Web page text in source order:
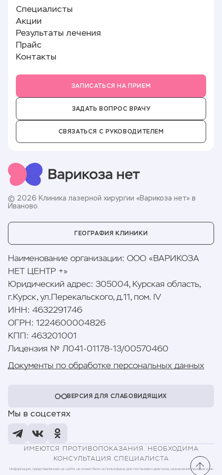
Минифлебэктомия
Лицензии и документы
О клинике
Отзывы
Новости
Вакансии
Памятка пациенту
Полезные статьи
Специалисты
Акции
Результаты лечения
Прайс
Контакты
ЗАПИСАТЬСЯ НА ПРИЕМ
ЗАДАТЬ ВОПРОС ВРАЧУ
СВЯЗАТЬСЯ С РУКОВОДИТЕЛЕМ
© 2026 Клиника лазерной хирургии «Варикоза нет» в
Иваново.
ГЕОГРАФИЯ КЛИНИКИ
Наименование организации: ООО «ВАРИКОЗА
НЕТ ЦЕНТР +»
Юридический адрес: 305004, Курская область,
г.Курск, ул.Перекальского, д.11, пом. IV
ИНН: 4632291746
ОГРН: 1224600004826
КПП : 463201001
Лицензия № Л041-01178-13/00570460
Документы по обработке персональных данных
ВЕРСИЯ ДЛЯ СЛАБОВИДЯЩИХ
Мы в соцсетях
ИМЕЮТСЯ ПРОТИВОПОКАЗАНИЯ. НЕОБХОДИМА
КОНСУЛЬТАЦИЯ СПЕЦИАЛИСТА
Информация, представленная на сайте, не может быть использована для постановки диагноза, назначения лечения и не